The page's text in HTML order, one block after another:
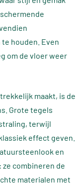
houden. Even
om de vloer weer
maakt, is de
Grote tegels
terwijl
effect geven.
en
combineren de
materialen met